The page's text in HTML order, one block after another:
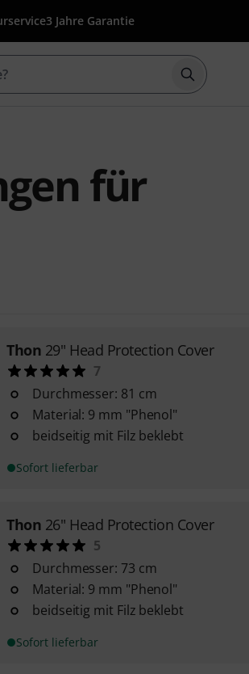
3 Jahre Garantie
Suche
für
Thon 29" Head Protection Cover
7
Durchmesser: 81 cm
Material: 9 mm "Phenol"
beidseitig mit Filz beklebt
Sofort lieferbar
Thon 26" Head Protection Cover
5
Durchmesser: 73 cm
Material: 9 mm "Phenol"
beidseitig mit Filz beklebt
Sofort lieferbar